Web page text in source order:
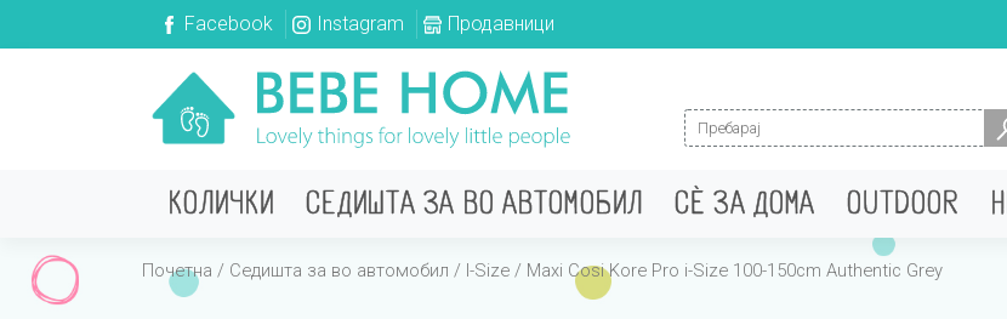
Facebook Instagram Продавници
Search for:
КОЛИЧКИ СЕДИШТА ЗА ВО АВТОМОБИЛ СÈ ЗА ДОМА OUTDOOR
Почетна / Седишта за во автомобил / I-Size / Maxi Cosi Kore Pro i-Size 100-150cm Authentic Grey